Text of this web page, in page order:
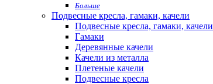
Больше
Подвесные кресла, гамаки, качели
Подвесные кресла, гамаки, качели
Гамаки
Деревянные качели
Качели из металла
Плетеные качели
Подвесные кресла